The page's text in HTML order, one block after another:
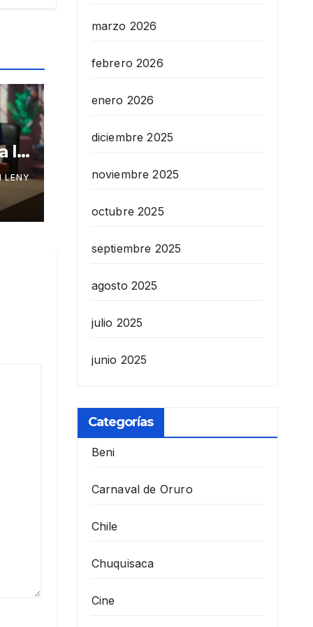
la
LENY
marzo 2026
febrero 2026
enero 2026
diciembre 2025
noviembre 2025
octubre 2025
septiembre 2025
agosto 2025
julio 2025
junio 2025
Categorías
Beni
Carnaval de Oruro
Chile
Chuquisaca
Cine